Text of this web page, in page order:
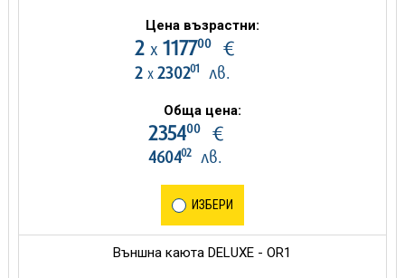
Цена възрастни:
2 х 117700€
2 х 230201 лв.
Обща цена:
235400€
460402лв.
ИЗБЕРИ
Външна каюта DELUXE - OR1